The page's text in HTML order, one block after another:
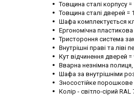
Товщина сталі корпусу
Товщина сталі дверей =
Шафа комплектується
Ергономічна
Тристороння система
Внутрішні праві та ліві
Кут відчинення дверей =
Вварна незнімна полиця,
Шафа за внутрішніми
Зносостійке порошкове
Колір - світло-сірий RAL